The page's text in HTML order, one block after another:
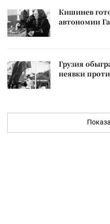
Кишинев
автономии
Грузия
неявки